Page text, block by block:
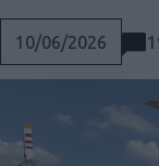
10/06/2026